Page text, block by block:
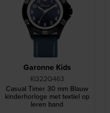
Garonne Kids
KQ22Q463
Casual Timer 30 mm Blauw
kinderhorloge met textiel op
leren band